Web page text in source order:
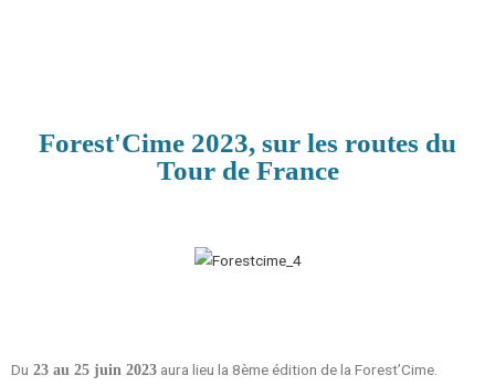
Forest'Cime 2023, sur les routes du
Tour de France
Du 23 au 25 juin 2023 aura lieu la 8ème édition de la Forest’Cime.